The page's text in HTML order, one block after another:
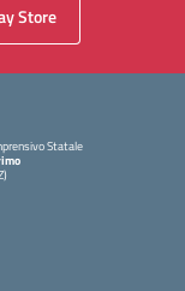
Store
Statale